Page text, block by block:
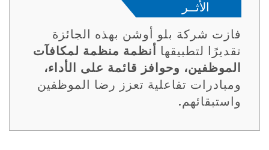
الأثــر
فازت شركة بلو أوشن بهذه الجائزة
تقديرًا لتطبيقها أنظمة منظمة لمكافآت
الموظفين، وحوافز قائمة على الأداء،
ومبادرات تفاعلية تعزز رضا الموظفين
واستبقائهم.